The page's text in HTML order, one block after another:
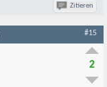
Zitieren
#15
2